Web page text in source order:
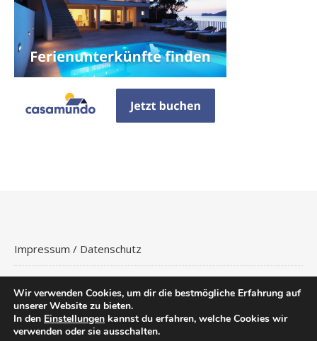
Impressum / Datenschutz
Copyright © 2026Hotels Buchen.
Flüge Hotels
Ashe Theme vonWP
Wir verwenden Cookies, um dir die bestmögliche Erfahrung auf
unserer Website zu bieten.
In den Einstellungen kannst du erfahren, welche Cookies wir
verwenden oder sie ausschalten.